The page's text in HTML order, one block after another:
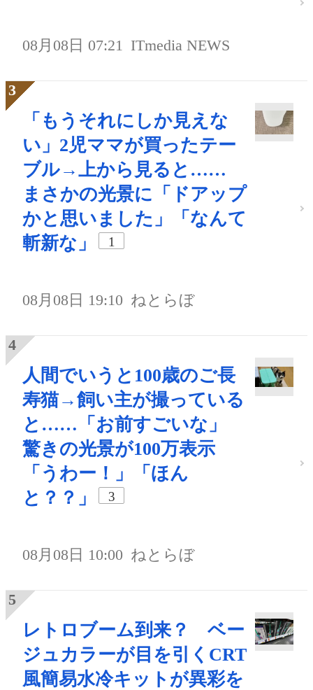
08月08日 07:21 ITmedia NEWS
「もうそれにしか見えな
い」2児ママが買ったテー
ブル→上から見ると……
まさかの光景に「ドアップ
かと思いました」「なんて
斬新な」
1
08月08日 19:10 ねとらぼ
人間でいうと100歳のご長
寿猫→飼い主が撮っている
と……「お前すごいな」
驚きの光景が100万表示
「うわー！」「ほん
と？？」
3
08月08日 10:00 ねとらぼ
レトロブーム到来？ ベー
ジュカラーが目を引くCRT
風簡易水冷キットが異彩を